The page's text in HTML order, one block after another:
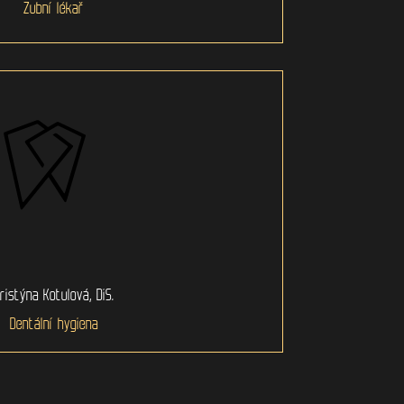
Zubní lékař
Kotulová, DiS.
Dentální hygiena